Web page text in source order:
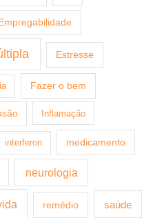
Empregabilidade
Estresse
Fazer o bem
Inflamação
interferon medicamento
neurologia
remédio saúde